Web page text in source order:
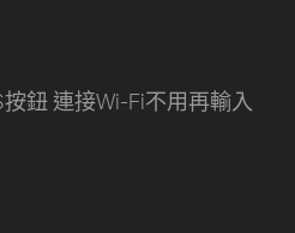
按鈕連接Wi-Fi不用再輸入